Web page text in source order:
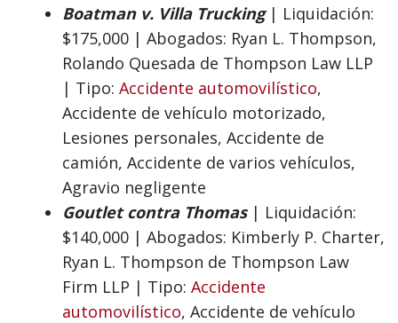
Boatman v. Villa Trucking| Liquidación:
$175,000 | Abogados: Ryan L. Thompson,
Rolando Quesada de Thompson Law LLP
| Tipo: Accidente automovilístico,
Accidente de vehículo motorizado,
Lesiones personales, Accidente de
camión, Accidente de varios vehículos,
Agravio negligente
Goutlet contra Thomas| Liquidación:
$140,000 | Abogados: Kimberly P. Charter,
Ryan L. Thompson de Thompson Law
Firm LLP | Tipo: Accidente
automovilístico, Accidente de vehículo